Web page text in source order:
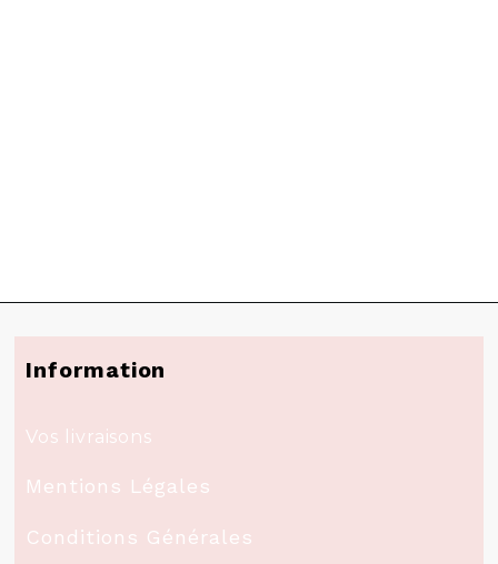
Information
Vos livraisons
Mentions Légales
Conditions Générales